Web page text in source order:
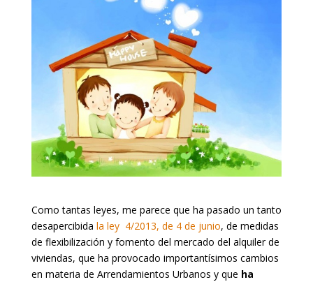
Como tantas leyes, me parece que ha pasado un tanto
desapercibida la ley 4/2013, de 4 de junio, de medidas
de flexibilización y fomento del mercado del alquiler de
viviendas, que ha provocado importantísimos cambios
en materia de Arrendamientos Urbanos y que ha